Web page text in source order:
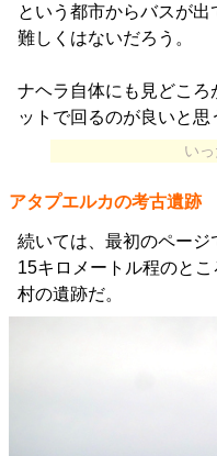
という都市からバスが
難しくはないだろう。
ナヘラ自体にも見どこ
ットで回るのが良いと思
い
アタプエルカの考古遺跡
続いては、最初のペー
15キロメートル程のと
村の遺跡だ。